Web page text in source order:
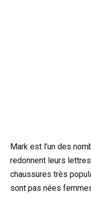
Mark est l’un des
redonnent leurs
chaussures très
sont pas nées